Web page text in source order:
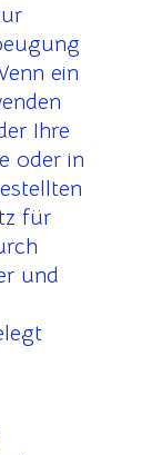
ein
Ihre
oder in
für
und